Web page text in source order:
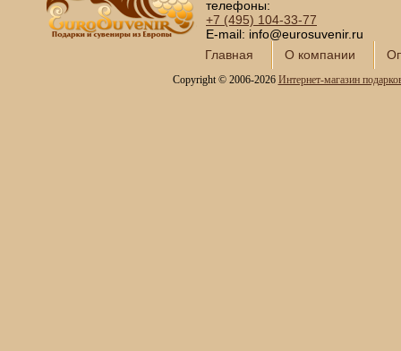
телефоны:
+7 (495) 104-33-77
E-mail: info@eurosuvenir.ru
Главная
О компании
Copyright © 2006-2026 Интернет-магазин